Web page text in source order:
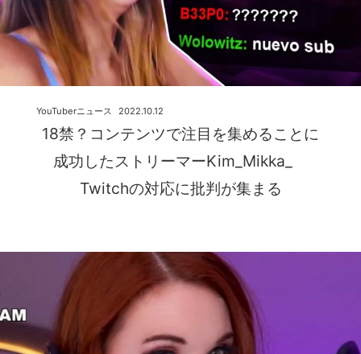
18禁？コンテンツで注目を集めることに
成功したストリーマーKim_Mikka_
Twitchの対応に批判が集まる
2022.10.12
YouTuberニュース